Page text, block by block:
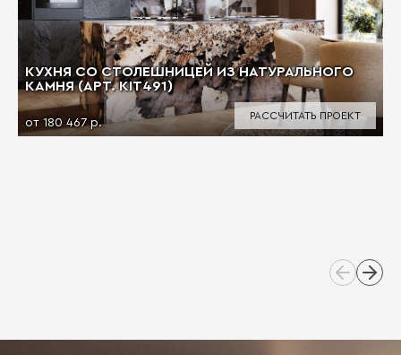
КУХНЯ СО СТОЛЕШНИЦЕЙ ИЗ НАТУРАЛЬНОГО
КАМНЯ (АРТ. KIT491)
от 180 467 р.
РАССЧИТАТЬ ПРОЕКТ